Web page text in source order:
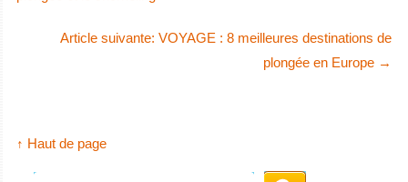
Article suivante: VOYAGE : 8 meilleures destinations de
plongée en Europe →
↑ Haut de page